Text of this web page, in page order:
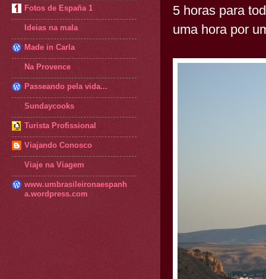
5 horas para
uma hora por
Fotos de España 1
Ideias na mala
Made in Carla
Na Provence
Passeando pela vida...
Sundaycooks
Turista Profissional
Viajando Conosco
Viaje na Viagem
www.umbrasileironaespanh
a.wordpress.com